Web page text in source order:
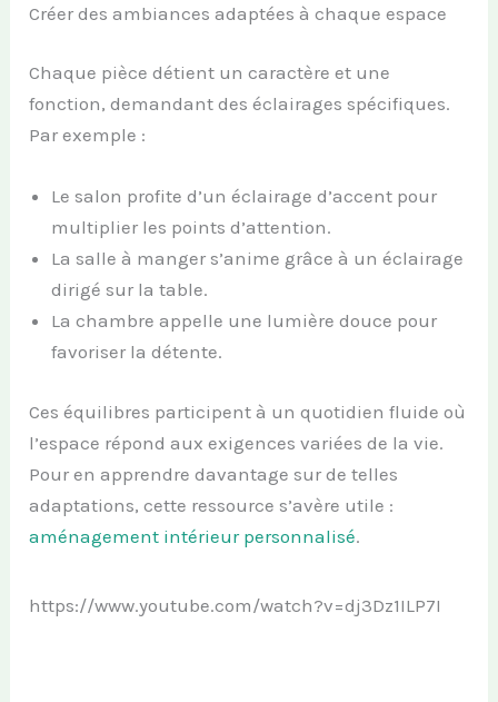
Créer des ambiances adaptées à chaque espace
Chaque pièce détient un caractère et une
fonction, demandant des éclairages spécifiques.
Par exemple :
Le salon profite d’un éclairage d’accent pour
multiplier les points d’attention.
La salle à manger s’anime grâce à un éclairage
dirigé sur la table.
La chambre appelle une lumière douce pour
favoriser la détente.
Ces équilibres participent à un quotidien fluide où
l’espace répond aux exigences variées de la vie.
Pour en apprendre davantage sur de telles
adaptations, cette ressource s’avère utile :
aménagement intérieur personnalisé.
https://www.youtube.com/watch?v=dj3Dz1ILP7I